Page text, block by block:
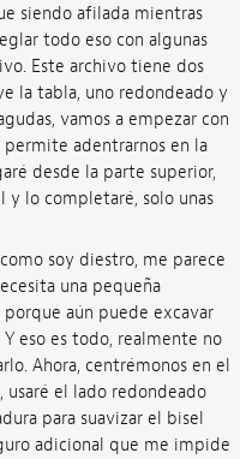
siendo afilada mientras
todo eso con algunas
Este archivo tiene dos
la tabla, uno redondeado y
vamos a empezar con
adentrarnos en la
desde la parte superior,
y lo completaré, solo unas
soy diestro, me parece
una pequeña
aún puede excavar
eso es todo, realmente no
Ahora, centrémonos en el
el lado redondeado
para suavizar el bisel
adicional que me impide